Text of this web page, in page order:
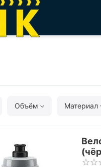
Объём Материал